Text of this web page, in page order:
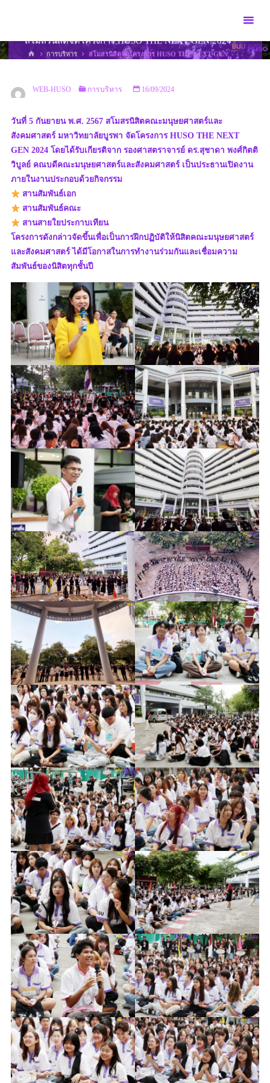
สโมสรนิสิตจัดโครงการ HUSO THE NEXT GEN 2024
HOME
การบริหาร
สโมสรนิสิตจัดโครงการ HUSO THE NEXT GEN
WEB-HUSO การบริหาร 16/09/2024
วันที่ 5 กันยายน พ.ศ. 2567 สโมสรนิสิตคณะมนุษยศาสตร์และ
สังคมศาสตร์ มหาวิทยาลัยบูรพา จัดโครงการ HUSO THE NEXT
GEN 2024 โดยได้รับเกียรติจาก รองศาสตราจารย์ ดร.สุชาดา พงศ์กิตติ
วิบูลย์ คณบดีคณะมนุษยศาสตร์และสังคมศาสตร์ เป็นประธานเปิดงาน
ภายในงานประกอบด้วยกิจกรรม
สานสัมพันธ์เอก
สานสัมพันธ์คณะ
สานสายใยประกาบเทียน
โครงการดังกล่าวจัดขึ้นเพื่อเป็นการฝึกปฏิบัติให้นิสิตคณะมนุษยศาสตร์
และสังคมศาสตร์ ได้มีโอกาสในการทำงานร่วมกันและเชื่อมความ
สัมพันธ์ของนิสิตทุกชั้นปี